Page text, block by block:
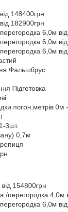
148400грн
182900грн
6,0м
6,0м
6,0м
Фальшбрус
Підготовка
погон.метрів 0м
3шт.
0,7м
154800грн
перегородка 4,0м
6,0м